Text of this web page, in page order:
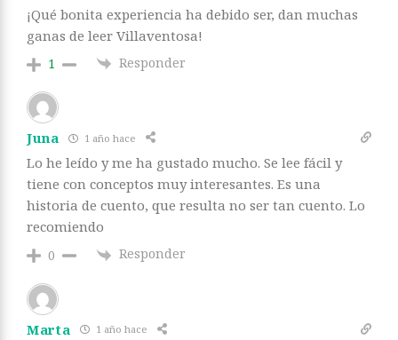
¡Qué bonita experiencia ha debido ser, dan muchas
ganas de leer Villaventosa!
1 Responder
Juna 1 año hace
Lo he leído y me ha gustado mucho. Se lee fácil y
tiene con conceptos muy interesantes. Es una
historia de cuento, que resulta no ser tan cuento. Lo
recomiendo
0 Responder
Marta 1 año hace